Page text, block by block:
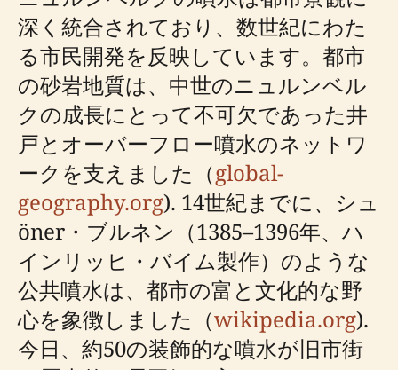
深く統合されており、数世紀にわた
る市民開発を反映しています。都市
の砂岩地質は、中世のニュルンベル
クの成長にとって不可欠であった井
戸とオーバーフロー噴水のネットワ
ークを支えました（global-
geography.org). 14世紀までに、シュ
öner・ブルネン（1385–1396年、ハ
インリッヒ・バイム製作）のような
公共噴水は、都市の富と文化的な野
心を象徴しました（wikipedia.org).
今日、約50の装飾的な噴水が旧市街